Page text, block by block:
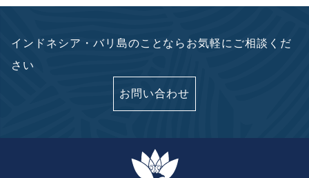
インドネシア・バリ島のことならお気軽にご相談くだ
さい
お問い合わせ